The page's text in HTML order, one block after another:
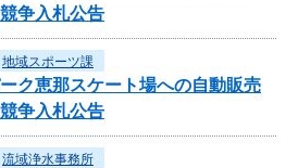
争入札公告
地域スポーツ課
ク恵那スケート場への自動販売
争入札公告
流域浄水事務所